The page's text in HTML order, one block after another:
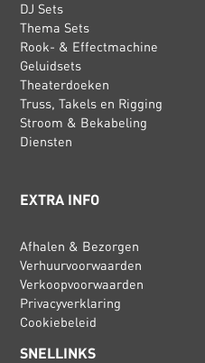
DJ Sets
Thema Sets
Rook- & Effectmachine
Geluidsets
Theaterdoeken
Truss, Takels en Rigging
Stroom & Bekabeling
Diensten
EXTRA INFO
Afhalen & Bezorgen
Verhuurvoorwaarden
Verkoopvoorwaarden
Privacyverklaring
Cookiebeleid
SNELLINKS